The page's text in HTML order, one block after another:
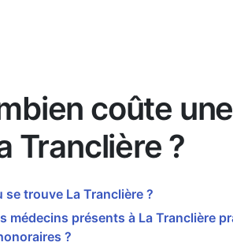
coûte
Tranclière ?
se trouve La Tranclière ?
médecins présents à La Tranclière
?